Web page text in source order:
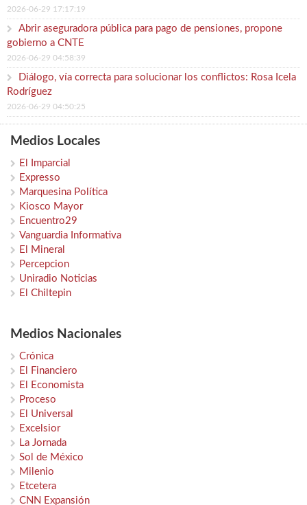
2026-06-29 17:17:19
Abrir aseguradora pública para pago de pensiones, propone
gobierno a CNTE
2026-06-29 04:58:39
Diálogo, vía correcta para solucionar los conflictos: Rosa Icela
Rodríguez
2026-06-29 04:50:25
Medios Locales
El Imparcial
Expresso
Marquesina Política
Kiosco Mayor
Encuentro29
Vanguardia Informativa
El Mineral
Percepcion
Uniradio Noticias
El Chiltepin
Medios Nacionales
Crónica
El Financiero
El Economista
Proceso
El Universal
Excelsior
La Jornada
Sol de México
Milenio
Etcetera
CNN Expansión